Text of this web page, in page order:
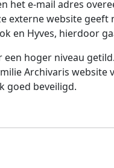
het e-mail adres
externe website
en Hyves, hierdoor
een hoger niveau
Archivaris
goed beveiligd.